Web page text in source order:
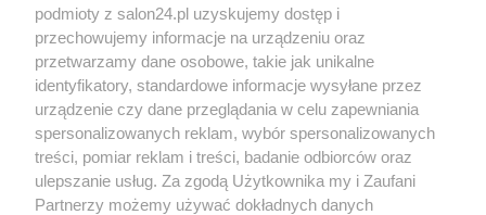
Społeczeństwo
Kultura
X Facebook Instagram Youtube
podmioty z salon24.pl uzyskujemy dostęp i
przechowujemy informacje na urządzeniu oraz
przetwarzamy dane osobowe, takie jak unikalne
identyfikatory, standardowe informacje wysyłane przez
urządzenie czy dane przeglądania w celu zapewniania
spersonalizowanych reklam, wybór spersonalizowanych
treści, pomiar reklam i treści, badanie odbiorców oraz
ulepszanie usług. Za zgodą Użytkownika my i Zaufani
Partnerzy możemy używać dokładnych danych